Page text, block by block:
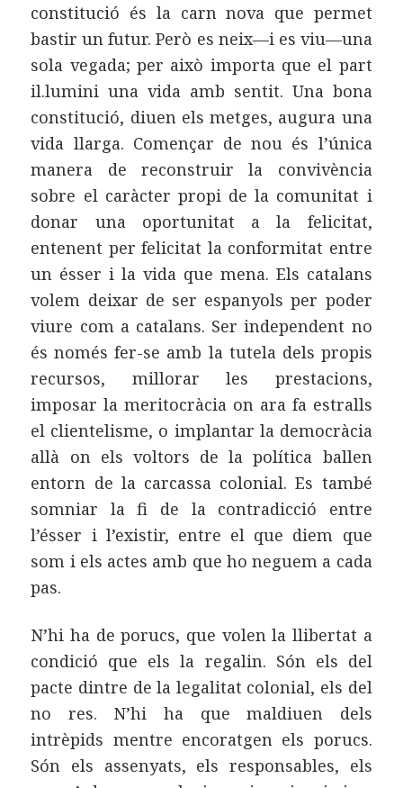
constitució és la carn nova que permet
bastir un futur. Però es neix—i es viu—una
sola vegada; per això importa que el part
il.lumini una vida amb sentit. Una bona
constitució, diuen els metges, augura una
vida llarga. Començar de nou és l’única
manera de reconstruir la convivència
sobre el caràcter propi de la comunitat i
donar una oportunitat a la felicitat,
entenent per felicitat la conformitat entre
un ésser i la vida que mena. Els catalans
volem deixar de ser espanyols per poder
viure com a catalans. Ser independent no
és només fer-se amb la tutela dels propis
recursos, millorar les prestacions,
imposar la meritocràcia on ara fa estralls
el clientelisme, o implantar la democràcia
allà on els voltors de la política ballen
entorn de la carcassa colonial. Es també
somniar la fi de la contradicció entre
l’ésser i l’existir, entre el que diem que
som i els actes amb que ho neguem a cada
pas.
N’hi ha de porucs, que volen la llibertat a
condició que els la regalin. Són els del
pacte dintre de la legalitat colonial, els del
no res. N’hi ha que maldiuen dels
intrèpids mentre encoratgen els porucs.
Són els assenyats, els responsables, els